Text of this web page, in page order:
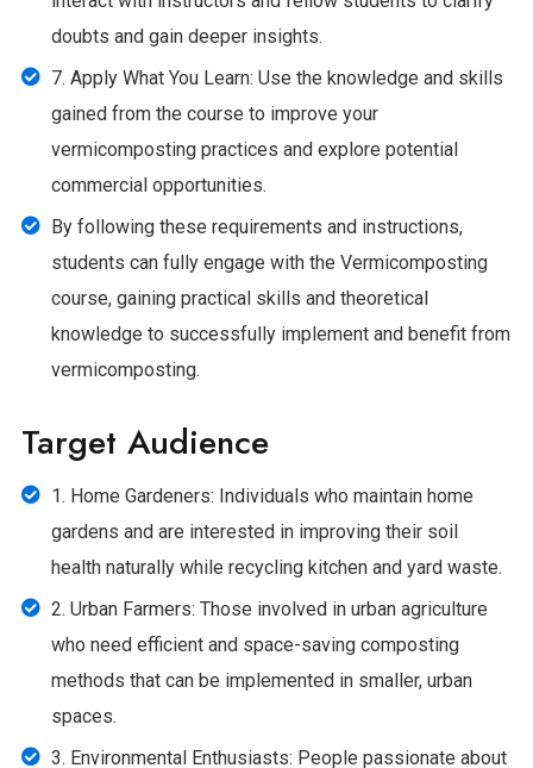
doubts and gain deeper insights.
7. Apply What You Learn: Use the knowledge and skills
gained from the course to improve your
vermicomposting practices and explore potential
commercial opportunities.
By following these requirements and instructions,
students can fully engage with the Vermicomposting
course, gaining practical skills and theoretical
knowledge to successfully implement and benefit from
vermicomposting.
Target Audience
1. Home Gardeners: Individuals who maintain home
gardens and are interested in improving their soil
health naturally while recycling kitchen and yard waste.
2. Urban Farmers: Those involved in urban agriculture
who need efficient and space-saving composting
methods that can be implemented in smaller, urban
spaces.
3. Environmental Enthusiasts: People passionate about